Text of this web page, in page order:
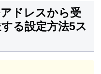
ドレスから受
る設定方法5ス